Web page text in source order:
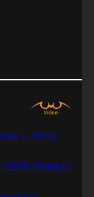
+ zimny
2025 (Polska i